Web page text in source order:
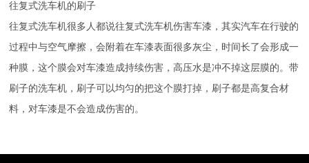
往复式洗车机的刷子
往复式洗车机很多人都说往复式洗车机伤害车漆，其实汽车在行驶的
过程中与空气摩擦，会附着在车漆表面很多灰尘，时间长了会形成一
种膜，这个膜会对车漆造成持续伤害，高压水是冲不掉这层膜的。带
刷子的洗车机，刷子可以均匀的把这个膜打掉，刷子都是高复合材
料，对车漆是不会造成伤害的。